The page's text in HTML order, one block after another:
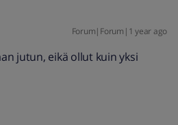
Forum|Forum|1 year ago
jutun, eikä ollut kuin yksi